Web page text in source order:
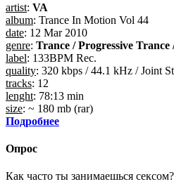
artist: VA
album: Trance In Motion Vol 44
date: 12 Mar 2010
genre: Trance / Progressive Trance
label: 133BPM Rec.
quality: 320 kbps / 44.1 kHz / Joint
tracks: 12
lenght: 78:13 min
size: ~ 180 mb (rar)
Подробнее
Опрос
Как часто ты занимаешься сексом?